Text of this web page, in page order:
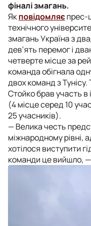
фіналі змагань.
Якповідомляєпрес-
технічного
змагань Україна з
дев’ять перемог і
четверте місце за
команда обігнала
двох команд з
Стойко брав участь в
(4 місце серед 10
25 учасників).
— Велика честь
міжнародному рівні,
хотілося виступити
команди це вийшло,